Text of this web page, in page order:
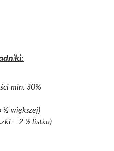
min. 30%
½ większej)
= 2 ½ listka)